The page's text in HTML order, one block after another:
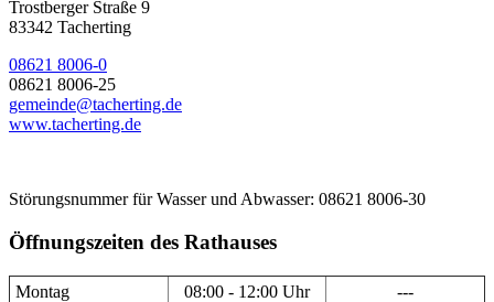
Trostberger Straße 9
83342 Tacherting
08621 8006-0
08621 8006-25
gemeinde@tacherting.de
www.tacherting.de
Störungsnummer für Wasser und Abwasser: 08621 8006-30
Öffnungszeiten des Rathauses
Montag 08:00 - 12:00 Uhr
---